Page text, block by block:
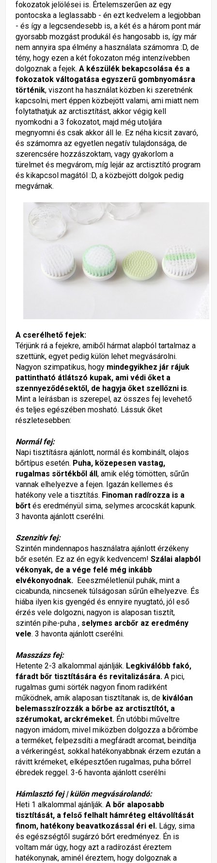
fokozatok jelölései is. Értelemszerűen az egy
pontocska a leglassabb - én ezt kedvelem a legjobban
- és így a legcsendesebb is, a két és a három pont már
gyorsabb mozgást produkál és hangosabb is, így már
nem annyira spa élmény a használata számomra :D, de
tény, hogy ezen a két fokozaton még intenzívebben
dolgoznak a fejek.A készülék bekapcsolása és a
fokozatok váltogatása egyszerű gombnyomásra
történik, viszont ha használat közben ki szeretnénk
kapcsolni, mert éppen közbejött valami, ami miatt nem
folytathatjuk az arctisztítást, akkor végig kell
nyomkodni a 3 fokozatot, majd még utoljára
megnyomni és csak akkor áll le. Ez néha kicsit zavaró,
és számomra az egyetlen negatív tulajdonsága, de
szerencsére hozzászoktam, vagy gyakorlom a
türelmet és megvárom, míg lejár az arctisztító program
és kikapcsol magától :D, a közbejött dolgok pedig
megvárnak.
A cserélhető fejek:
Térjünk rá a fejekre, amiből hármat alapból tartalmaz a
szettünk, egyet pedig külön lehet megvásárolni.
Nagyon szimpatikus, hogy mindegyikhez jár rájuk
pattintható átlátszó kupak, ami védi őket a
szennyeződésektől, de hagyja őket szellőzni is.
Mint a leírásban is szerepel, az összes fej levehető
és teljes egészében mosható. Lássuk őket
részletesebben:
Normál fej:
Napi tisztításra ajánlott, normál és kombinált, olajos
bőrtípus esetén. Puha, közepesen vastag,
rugalmas sörtékből áll, amik elég tömötten, sűrűn
vannak elhelyezve a fejen. Igazán kellemes és
hatékony vele a tisztítás. Finoman radírozza is a
bőrt és eredményül sima, selymes arcocskát kapunk.
3 havonta ajánlott cserélni.
Szenzitív fej:
Szintén mindennapos használatra ajánlott érzékeny
bőr esetén. Ez az én egyik kedvencem!Szálai alapból
vékonyak, de a vége felé még inkább
elvékonyodnak. Eeeszméletlenül puhák, mint a
cicabunda, nincsenek túlságosan sűrűn elhelyezve. És
hiába ilyen kis gyengéd és ennyire nyugtató, jól eső
érzés vele dolgozni, nagyon is alaposan tisztít,
szintén pihe-puha , selymes arcbőr az eredmény
vele. 3 havonta ajánlott cserélni.
Masszázs fej:
Hetente 2-3 alkalommal ajánlják. Legkiválóbb fakó,
fáradt bőr tisztítására és revitalizására. A pici,
rugalmas gumi sörték nagyon finom radírként
működnek, amik alaposan tisztítanak is, de kiválóan
belemasszírozzák a bőrbe az arctisztítót, a
szérumokat, arckrémeket. Én utóbbi műveltre
nagyon imádom, mivel miközben dolgozza a bőrömbe
a terméket, felpezsdíti a megfáradt arcomat, beindítja
a vérkeringést, sokkal hatékonyabbnak érzem ezután a
rávitt krémeket, elképesztően rugalmas, puha bőrrel
ébredek reggel. 3-6 havonta ajánlott cserélni
Hámlasztó fej | külön megvásárolandó:
Heti 1 alkalommal ajánlják.A bőr alaposabb
tisztítását, a felső felhalt hámréteg eltávolítását
finom, hatékony beavatkozással éri el. Lágy, sima
és egészségtől sugárzó bőrt eredményez. Én is
voltam már úgy, hogy azt a radírozást éreztem
hatékonynak, aminél éreztem, hogy dolgoznak a